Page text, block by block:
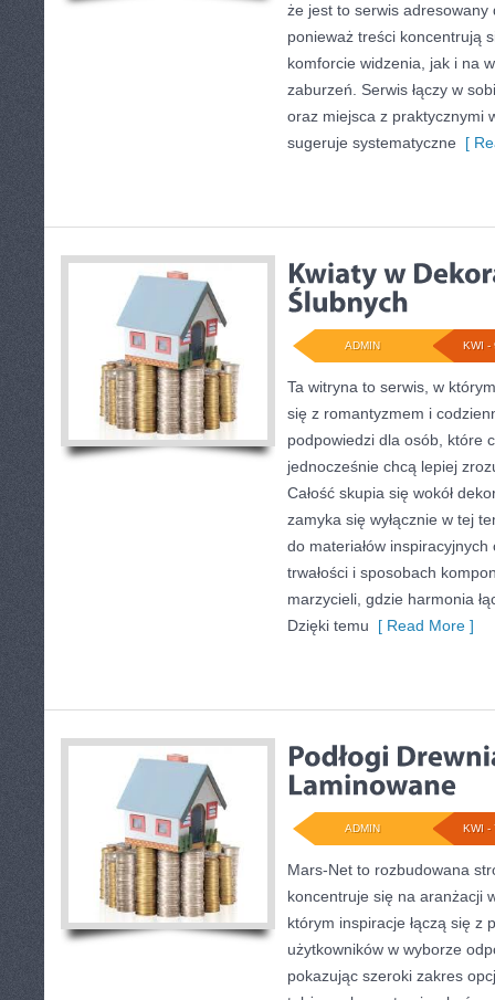
że jest to serwis
ponieważ treści koncentrują
komforcie widzenia, jak i na
zaburzeń. Serwis łączy w
oraz miejsca z praktycznymi
sugeruje systematyczne [
KWI -
ADMIN
Ta witryna to serwis, w
się z romantyzmem i
podpowiedzi dla osób, które
jednocześnie chcą lepiej
Całość skupia się wokół
zamyka się wyłącznie w tej
do materiałów
trwałości i sposobach
marzycieli, gdzie harmonia
Dzięki temu [ Read More ]
KWI -
ADMIN
Mars-Net to rozbudowana
koncentruje się na aranżacji
którym inspiracje łączą się z
użytkowników w wyborze
pokazując szeroki zakres